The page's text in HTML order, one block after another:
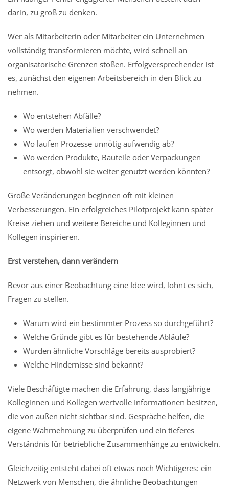
darin, zu groß zu denken.
Wer als Mitarbeiterin oder Mitarbeiter ein Unternehmen
vollständig transformieren möchte, wird schnell an
organisatorische Grenzen stoßen. Erfolgversprechender ist
es, zunächst den eigenen Arbeitsbereich in den Blick zu
nehmen.
Wo entstehen Abfälle?
Wo werden Materialien verschwendet?
Wo laufen Prozesse unnötig aufwendig ab?
Wo werden Produkte, Bauteile oder Verpackungen
entsorgt, obwohl sie weiter genutzt werden könnten?
Große Veränderungen beginnen oft mit kleinen
Verbesserungen. Ein erfolgreiches Pilotprojekt kann später
Kreise ziehen und weitere Bereiche und Kolleginnen und
Kollegen inspirieren.
Erst verstehen, dann verändern
Bevor aus einer Beobachtung eine Idee wird, lohnt es sich,
Fragen zu stellen.
Warum wird ein bestimmter Prozess so durchgeführt?
Welche Gründe gibt es für bestehende Abläufe?
Wurden ähnliche Vorschläge bereits ausprobiert?
Welche Hindernisse sind bekannt?
Viele Beschäftigte machen die Erfahrung, dass langjährige
Kolleginnen und Kollegen wertvolle Informationen besitzen,
die von außen nicht sichtbar sind. Gespräche helfen, die
eigene Wahrnehmung zu überprüfen und ein tieferes
Verständnis für betriebliche Zusammenhänge zu entwickeln.
Gleichzeitig entsteht dabei oft etwas noch Wichtigeres: ein
Netzwerk von Menschen, die ähnliche Beobachtungen